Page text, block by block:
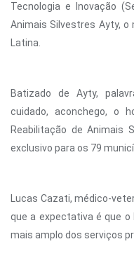
Tecnologia e Inovação
Animais Silvestres Ayty,
Latina.
Batizado de Ayty,
cuidado, aconchego, o
Reabilitação de Animais
exclusivo para os 79
Lucas Cazati, médico-
que a expectativa é que
mais amplo dos serviços